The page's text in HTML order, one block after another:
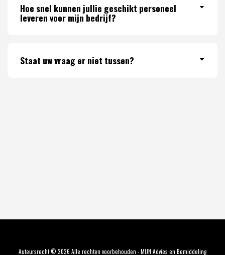
Hoe snel kunnen jullie geschikt personeel
leveren voor mijn bedrijf?
Staat uw vraag er niet tussen?
Auteursrecht © 2026 Alle rechten voorbehouden -MIJN Advies en Bemiddeling